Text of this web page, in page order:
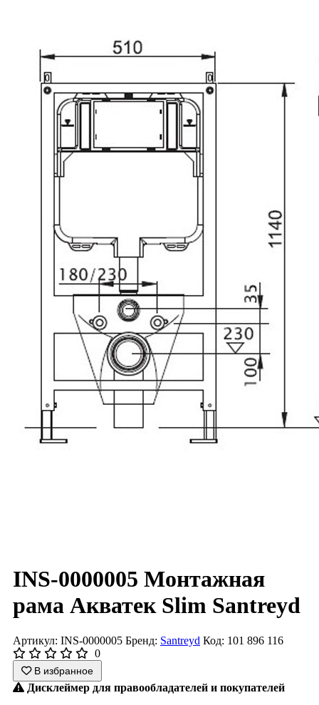
INS-0000005 Монтажная
рама Акватек Slim Santreyd
Артикул: INS-0000005 Бренд: Santreyd Код: 101 896 116
0
В избранное
Дисклеймер для правообладателей и покупателей